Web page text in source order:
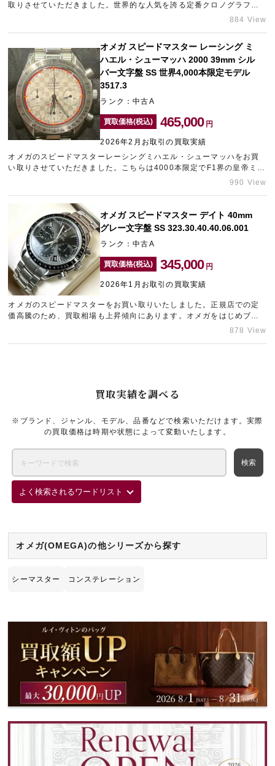
買取実績を調べる
※ブランド、ジャンル、モデル、品番などで検索いただけます。実際
の買取価格は時期や状態によって変動いたします。
よく検索されるワードリスト
オメガ(OMEGA)の他シリーズから探す
シーマスター コンステレーション
取りさせていただきました。世界的な人気を誇る定番クロノグラフ
は、中古市場でも需要が高く、相場は高水準を維持しています。流通
配買取を専門に行っております。ご相談お待ちしております！
884 View
オメガ スピードマスター レーシング ミ
ハエル・シューマッハ 2000 39mm シル
バー文字盤 SS 世界4,000本限定モデル
3517.3
ランク：中古A
買取価格(税込) 465,000 円
2026年2月お取引の買取実績
オメガのスピードマスターレーシングミハエル・シューマッハをお買
い取りさせていただきました。こちらは4000本限定でF1界の皇帝ミハ
エル・シューマッハが、2000年にワールドチャンピオンを獲得した記
ご検討中の方は、是非中野にあるブランド買取店「タイムゾーン中野
ブロードウェイ」をご利用ください。
990 View
オメガ スピードマスター デイト 40mm
グレー文字盤 SS 323.30.40.40.06.001
ランク：中古A
買取価格(税込) 345,000 円
2026年1月お取引の買取実績
オメガのスピードマスターをお買い取りいたしました。正規店での定
価高騰のため、買取相場も上昇傾向にあります。オメガをはじめブラ
ンド時計の売却なら、梅田エリアのブランド買取店「ギャラリーレア
878 View